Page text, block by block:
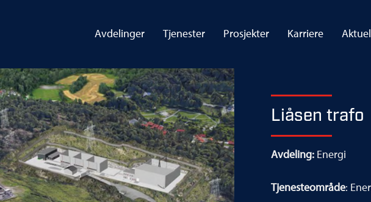
Avdelinger Tjenester Prosjekter Karriere
Liåsen trafo
Avdeling: Energi
Tjenesteområde: